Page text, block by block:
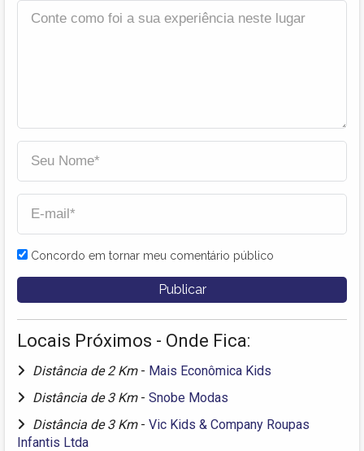
Concordo em tornar meu comentário público
Locais Próximos - Onde Fica:
Distância de 2 Km - Mais Econômica Kids
Distância de 3 Km - Snobe Modas
Distância de 3 Km - Vic Kids & Company Roupas
Infantis Ltda